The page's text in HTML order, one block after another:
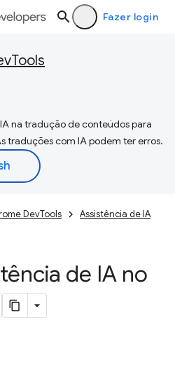
Fazer login
na tradução de conteúdos para
traduções com IA podem ter erros.
DevTools Assistência de IA
de IA no